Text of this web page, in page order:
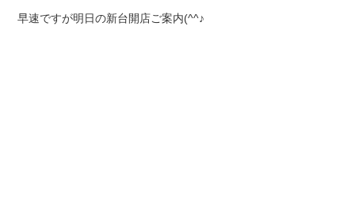
早速ですが明日の新台開店ご案内(^^♪